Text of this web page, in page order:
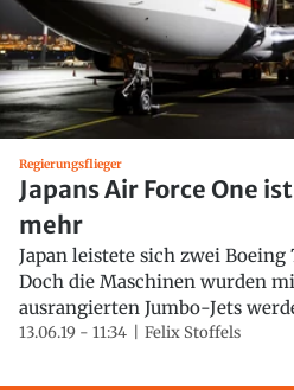
Regierungsflieger
Japans Air Force One
mehr
Japan leistete sich zwei Boeing
Doch die Maschinen wurden
ausrangierten Jumbo-Jets
13.06.19 - 11:34 Felix Stoffels